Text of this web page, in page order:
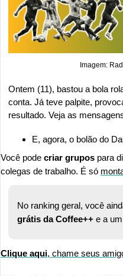
Imagem:
Ontem (11), bastou a bola
conta. Já teve palpite,
resultado. Veja as
E, agora, o bolão do
Você pode criar grupos para
colegas de trabalho. É só
No ranking geral, você
grátis da Coffee++ e a um
Clique aqui, chame seus